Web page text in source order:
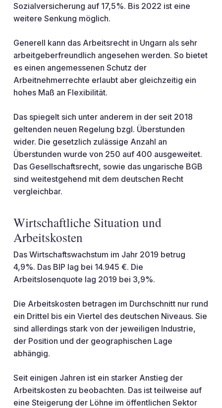
Sozialversicherung auf 17,5%. Bis 2022 ist eine
weitere Senkung möglich.
Generell kann das Arbeitsrecht in Ungarn als sehr
arbeitgeberfreundlich angesehen werden. So bietet
es einen angemessenen Schutz der
Arbeitnehmerrechte erlaubt aber gleichzeitig ein
hohes Maß an Flexibilität.
Das spiegelt sich unter anderem in der seit 2018
geltenden neuen Regelung bzgl. Überstunden
wider. Die gesetzlich zulässige Anzahl an
Überstunden wurde von 250 auf 400 ausgeweitet.
Das Gesellschaftsrecht, sowie das ungarische BGB
sind weitestgehend mit dem deutschen Recht
vergleichbar.
Wirtschaftliche Situation und
Arbeitskosten
Das Wirtschaftswachstum im Jahr 2019 betrug
4,9%. Das BIP lag bei 14.945 €. Die
Arbeitslosenquote lag 2019 bei 3,9%.
Die Arbeitskosten betragen im Durchschnitt nur rund
ein Drittel bis ein Viertel des deutschen Niveaus. Sie
sind allerdings stark von der jeweiligen Industrie,
der Position und der geographischen Lage
abhängig.
Seit einigen Jahren ist ein starker Anstieg der
Arbeitskosten zu beobachten. Das ist teilweise auf
eine Steigerung der Löhne im öffentlichen Sektor